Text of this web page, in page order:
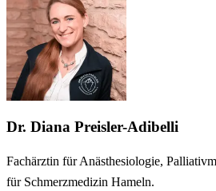
Dr. Diana Preisler-Adibelli
Fachärztin für Anästhesiologie,
für Schmerzmedizin Hameln.